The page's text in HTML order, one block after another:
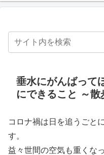
垂水にがんばって
にできること ～散
コロナ禍は日を追うごと
す。
益々世間の空気も重くな